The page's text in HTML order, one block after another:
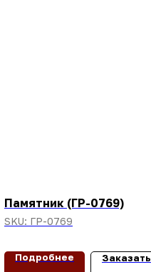
Памятник (ГР-0769)
SKU: ГР-0769
Подробнее Заказать